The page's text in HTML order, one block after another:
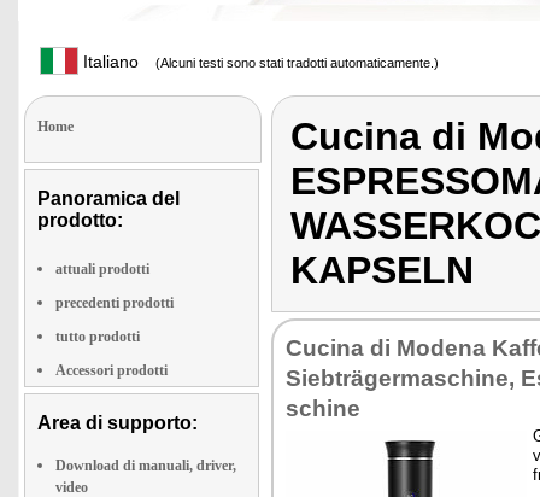
Italiano (Alcuni testi sono stati tradotti automaticamente.)
Home
Panoramica del
prodotto:
attuali prodotti
precedenti prodotti
tutto prodotti
Accessori prodotti
Area di supporto:
Download di manuali, driver,
video
Cucina di
KAPSELN
Cu­ci­na di Mo­de­na
Sieb­träger­ma­schi­ne,
schi­ne